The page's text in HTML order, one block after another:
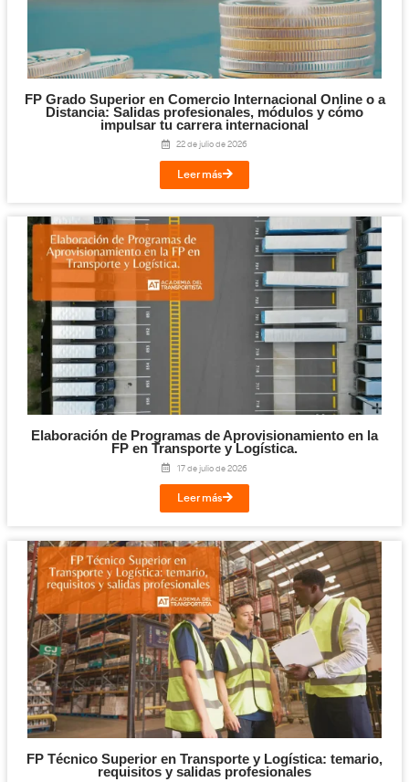
Digitalización en los Sectores Productivos
Transporte y Logística.
31 de julio de 2026
Leer más
Cloud y Sistemas Conectados para la FP en
Logística.
29 de julio de 2026
Leer más